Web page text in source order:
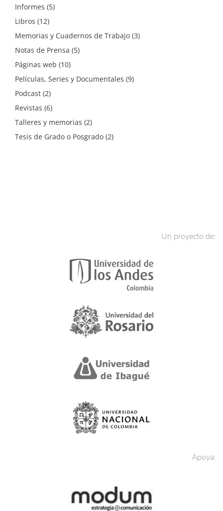
Informes (5)
Libros (12)
Memorias y Cuadernos de Trabajo (3)
Notas de Prensa (5)
Páginas web (10)
Películas, Series y Documentales (9)
Podcast (2)
Revistas (6)
Talleres y memorias (2)
Tesis de Grado o Posgrado (2)
Un proyecto de:
Apoya: